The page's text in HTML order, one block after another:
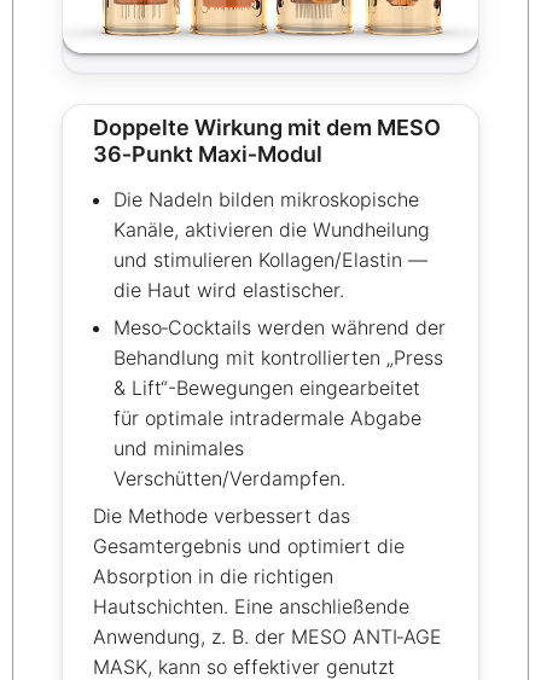
Doppelte Wirkung mit dem MESO
36‑Punkt Maxi‑Modul
Die Nadeln bilden mikroskopische
Kanäle, aktivieren die Wundheilung
und stimulieren Kollagen/Elastin —
die Haut wird elastischer.
Meso‑Cocktails werden während der
Behandlung mit kontrollierten „Press
& Lift“-Bewegungen eingearbeitet
für optimale intradermale Abgabe
und minimales
Verschütten/Verdampfen.
Die Methode verbessert das
Gesamtergebnis und optimiert die
Absorption in die richtigen
Hautschichten. Eine anschließende
Anwendung, z. B. der MESO ANTI‑AGE
MASK, kann so effektiver genutzt